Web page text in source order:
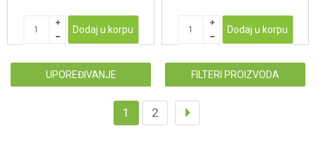
Dodaj u korpu Dodaj u korpu
UPOREĐIVANJE FILTERI PROIZVODA
1 2